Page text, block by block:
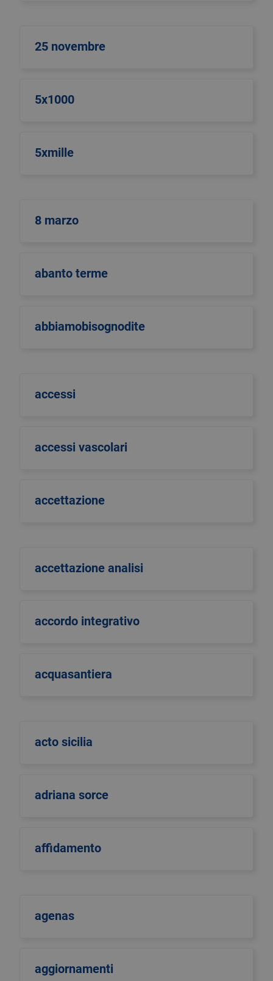
25 novembre
5x1000
5xmille
8 marzo
abanto terme
abbiamobisognodite
accessi
accessi vascolari
accettazione
accettazione analisi
accordo integrativo
acquasantiera
acto sicilia
adriana sorce
affidamento
agenas
aggiornamenti